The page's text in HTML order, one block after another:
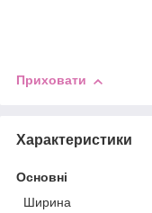
Приховати
Характеристики
Основні
Ширина